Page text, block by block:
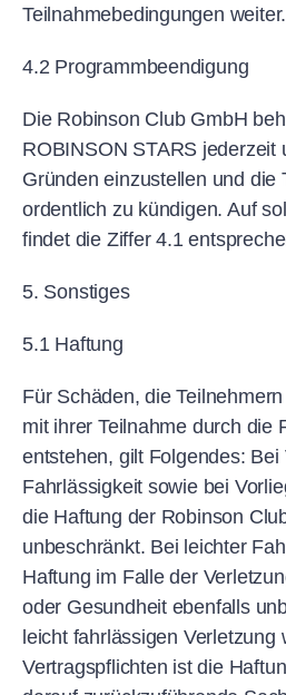
Teilnahmebedingungen weiter.
4.2 Programmbeendigung
Die Robinson Club GmbH
ROBINSON STARS jederzeit
Gründen einzustellen und die
ordentlich zu kündigen. Auf
findet die Ziffer 4.1
5. Sonstiges
5.1 Haftung
Für Schäden, die
mit ihrer Teilnahme durch die
entstehen, gilt Folgendes:
Fahrlässigkeit sowie bei
die Haftung der Robinson
unbeschränkt. Bei leichter
Haftung im Falle der
oder Gesundheit ebenfalls
leicht fahrlässigen Verletzung
Vertragspflichten ist die